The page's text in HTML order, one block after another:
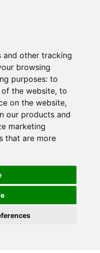
and other tracking
browsing
purposes: to
the website, to
on the website,
our products and
marketing
that are more